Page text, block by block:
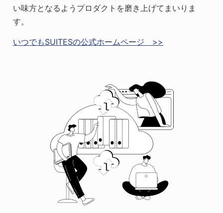
い味方となるようプロダクトを磨き上げてまいりま
す。
いつでもSUITESの公式ホームページ >>